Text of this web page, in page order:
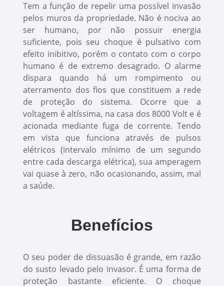
Tem a função de repelir uma possível invasão
pelos muros da propriedade. Não é nociva ao
ser humano, por não possuir energia
suficiente, pois seu choque é pulsativo com
efeito inibitivo, porém o contato com o corpo
humano é de extremo desagrado. O alarme
dispara quando há um rompimento ou
aterramento dos fios que constituem a rede
de proteção do sistema. Ocorre que a
voltagem é altíssima, na casa dos 8000 Volt e é
acionada mediante fuga de corrente. Tendo
em vista que funciona através de pulsos
elétricos (intervalo mínimo de um segundo
entre cada descarga elétrica), sua amperagem
vai quase à zero, não ocasionando, assim, mal
a saúde.
Benefícios
O seu poder de dissuasão é grande, em razão
do susto levado pelo invasor. É uma forma de
proteção bastante eficiente. O choque